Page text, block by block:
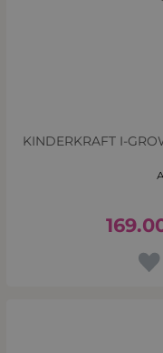
KINDERKRAFT I-